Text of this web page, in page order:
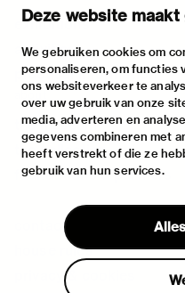
Deze website
We gebruiken cookies om
personaliseren, om functies
ons websiteverkeer te
over uw gebruik van onze
media, adverteren en
gegevens combineren met
heeft verstrekt of die ze
gebruik van hun services.
exhibitions
activities
practical information
about
the museum
the collection
foundations & partners
contact
house rules
privacy & cookies